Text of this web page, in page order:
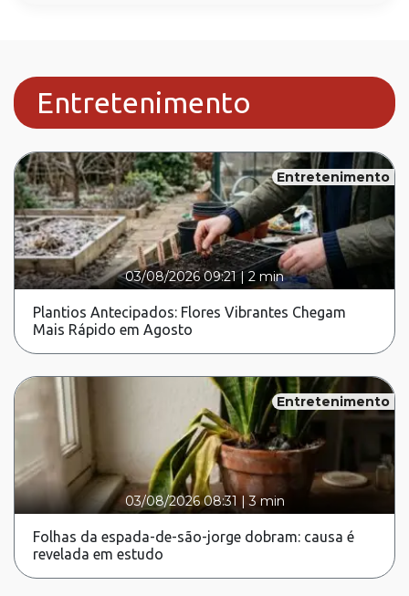
Entretenimento
Entretenimento
03/08/2026 09:21|2 min
Plantios Antecipados: Flores Vibrantes Chegam
Mais Rápido em Agosto
Entretenimento
03/08/2026 08:31 |3 min
Folhas da espada-de-são-jorge dobram: causa é
revelada em estudo